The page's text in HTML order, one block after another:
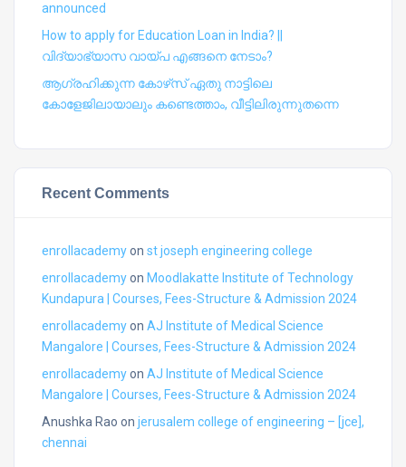
announced
How to apply for Education Loan in India? ||
വിദ്യാഭ്യാസ വായ്പ എങ്ങനെ നേടാം?
ആഗ്രഹിക്കുന്ന കോഴ്‍സ് ഏതു നാട്ടിലെ
കോളേജിലായാലും കണ്ടെത്താം, വീട്ടിലിരുന്നുതന്നെ
Recent Comments
enrollacademyon st joseph engineering college
enrollacademyon Moodlakatte Institute of Technology
Kundapura | Courses, Fees-Structure & Admission 2024
enrollacademyon AJ Institute of Medical Science
Mangalore | Courses, Fees-Structure & Admission 2024
enrollacademyon AJ Institute of Medical Science
Mangalore | Courses, Fees-Structure & Admission 2024
Anushka Rao on jerusalem college of engineering – [jce],
chennai